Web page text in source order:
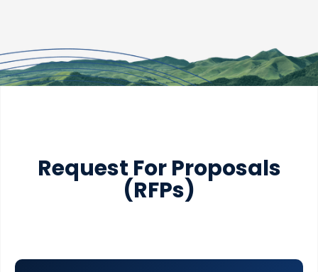
Request For Proposals
(RFPs)